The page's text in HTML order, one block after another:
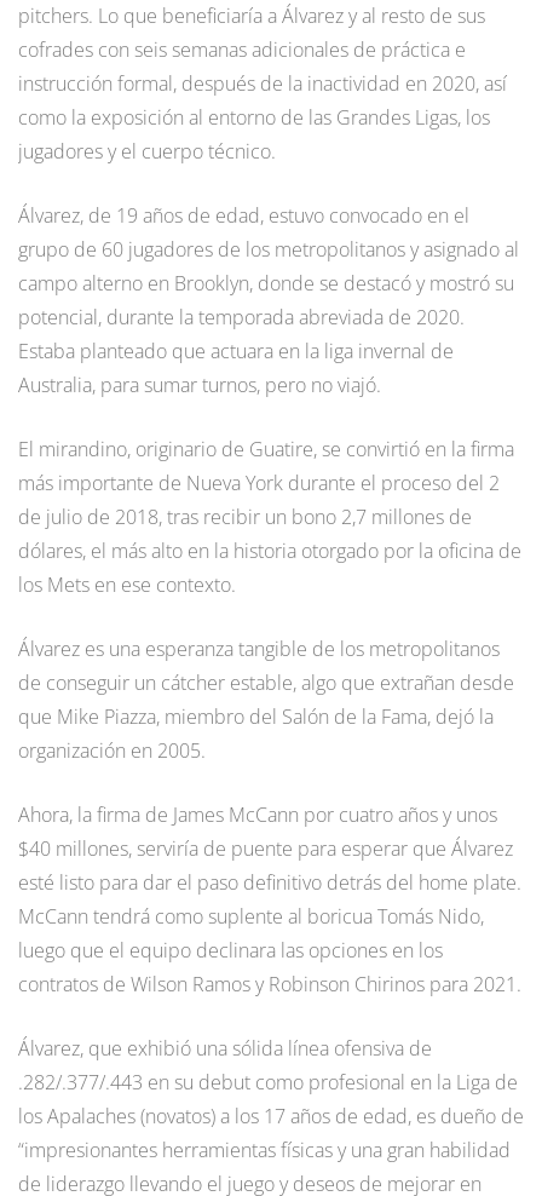
pitchers. Lo que beneficiaría a Álvarez y al resto de sus
cofrades con seis semanas adicionales de práctica e
instrucción formal, después de la inactividad en 2020, así
como la exposición al entorno de las Grandes Ligas, los
jugadores y el cuerpo técnico.
Álvarez, de 19 años de edad, estuvo convocado en el
grupo de 60 jugadores de los metropolitanos y asignado al
campo alterno en Brooklyn, donde se destacó y mostró su
potencial, durante la temporada abreviada de 2020.
Estaba planteado que actuara en la liga invernal de
Australia, para sumar turnos, pero no viajó.
El mirandino, originario de Guatire, se convirtió en la firma
más importante de Nueva York durante el proceso del 2
de julio de 2018, tras recibir un bono 2,7 millones de
dólares, el más alto en la historia otorgado por la oficina de
los Mets en ese contexto.
Álvarez es una esperanza tangible de los metropolitanos
de conseguir un cátcher estable, algo que extrañan desde
que Mike Piazza, miembro del Salón de la Fama, dejó la
organización en 2005.
Ahora, la firma de James McCann por cuatro años y unos
$40 millones, serviría de puente para esperar que Álvarez
esté listo para dar el paso definitivo detrás del home plate.
McCann tendrá como suplente al boricua Tomás Nido,
luego que el equipo declinara las opciones en los
contratos de Wilson Ramos y Robinson Chirinos para 2021.
Álvarez, que exhibió una sólida línea ofensiva de
.282/.377/.443 en su debut como profesional en la Liga de
los Apalaches (novatos) a los 17 años de edad, es dueño de
“impresionantes herramientas físicas y una gran habilidad
de liderazgo llevando el juego y deseos de mejorar en